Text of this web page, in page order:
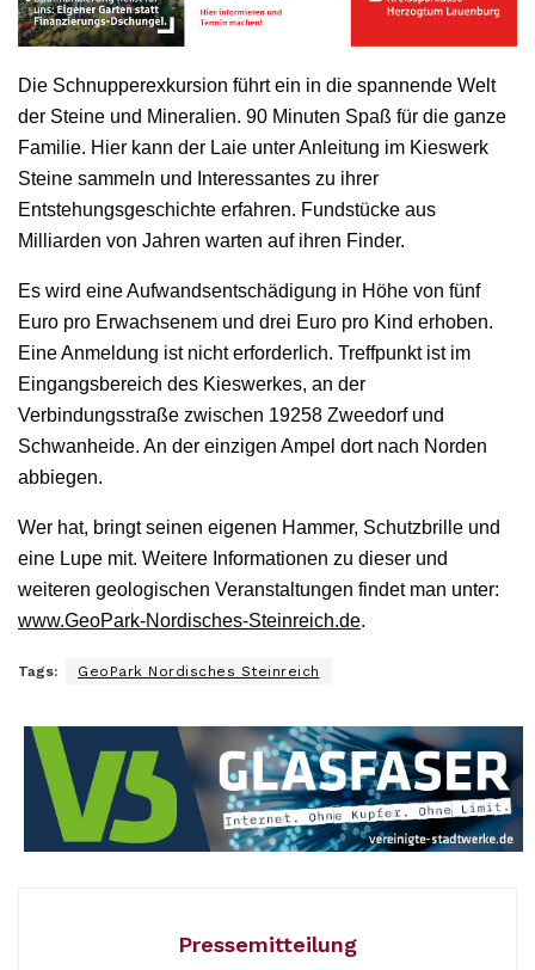
Die Schnupperexkursion führt ein in die spannende Welt
der Steine und Mineralien. 90 Minuten Spaß für die ganze
Familie. Hier kann der Laie unter Anleitung im Kieswerk
Steine sammeln und Interessantes zu ihrer
Entstehungsgeschichte erfahren. Fundstücke aus
Milliarden von Jahren warten auf ihren Finder.
Es wird eine Aufwandsentschädigung in Höhe von fünf
Euro pro Erwachsenem und drei Euro pro Kind erhoben.
Eine Anmeldung ist nicht erforderlich. Treffpunkt ist im
Eingangsbereich des Kieswerkes, an der
Verbindungsstraße zwischen 19258 Zweedorf und
Schwanheide. An der einzigen Ampel dort nach Norden
abbiegen.
Wer hat, bringt seinen eigenen Hammer, Schutzbrille und
eine Lupe mit. Weitere Informationen zu dieser und
weiteren geologischen Veranstaltungen findet man unter:
www.GeoPark-Nordisches-Steinreich.de.
Tags: GeoPark Nordisches Steinreich
Pressemitteilung